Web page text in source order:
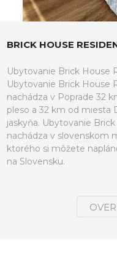
BRICK HOUSE
Ubytovanie Brick House
Ubytovanie Brick House
nachádza v Poprade 32
pleso a 32 km od miesta
jaskyňa. Ubytovanie
nachádza v slovenskom
ktorého si môžete
na Slovensku.